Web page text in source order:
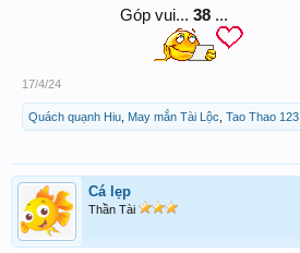
Góp vui... 38 ...
17/4/24
Quách quạnh Hiu May mắn Tài Lộc Tao Thao 123
Cá lẹp
Thần Tài